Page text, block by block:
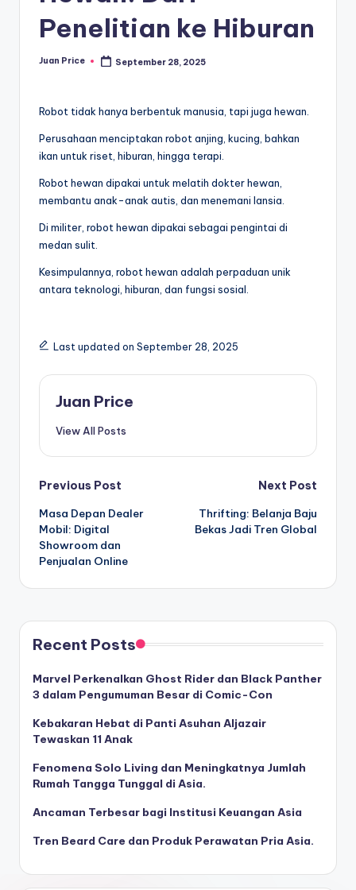
Penelitian ke Hiburan
Posted
Juan Price September 28, 2025
Robot tidak hanya berbentuk manusia, tapi juga hewan.
Perusahaan menciptakan robot anjing, kucing, bahkan
ikan untuk riset, hiburan, hingga terapi.
Robot hewan dipakai untuk melatih dokter hewan,
membantu anak-anak autis, dan menemani lansia.
Di militer, robot hewan dipakai sebagai pengintai di
medan sulit.
Kesimpulannya, robot hewan adalah perpaduan unik
antara teknologi, hiburan, dan fungsi sosial.
Last updated on September 28, 2025
Juan Price
View All Posts
Post
navigation
Previous Post
Masa Depan Dealer
Mobil: Digital
Showroom dan
Penjualan Online
Next Post
Thrifting: Belanja Baju
Bekas Jadi Tren Global
Recent Posts
Marvel Perkenalkan Ghost Rider dan Black Panther
3 dalam Pengumuman Besar di Comic-Con
Kebakaran Hebat di Panti Asuhan Aljazair
Tewaskan 11 Anak
Fenomena Solo Living dan Meningkatnya Jumlah
Rumah Tangga Tunggal di Asia.
Ancaman Terbesar bagi Institusi Keuangan Asia
Tren Beard Care dan Produk Perawatan Pria Asia.